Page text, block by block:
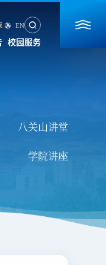
EN
校园服务
海大校历
八关山讲堂
学院讲座